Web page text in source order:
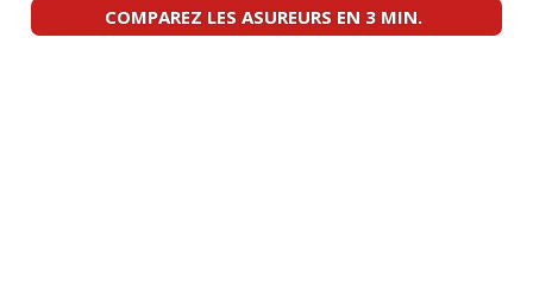
2019, ace(0 )
COMPAREZ LES ASUREURS EN 3 MIN.